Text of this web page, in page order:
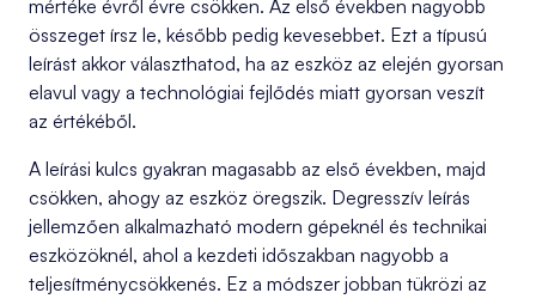
mértéke évről évre csökken. Az első években nagyobb
összeget írsz le, később pedig kevesebbet. Ezt a típusú
leírást akkor választhatod, ha az eszköz az elején gyorsan
elavul vagy a technológiai fejlődés miatt gyorsan veszít
az értékéből.
A leírási kulcs gyakran magasabb az első években, majd
csökken, ahogy az eszköz öregszik. Degresszív leírás
jellemzően alkalmazható modern gépeknél és technikai
eszközöknél, ahol a kezdeti időszakban nagyobb a
teljesítménycsökkenés. Ez a módszer jobban tükrözi az